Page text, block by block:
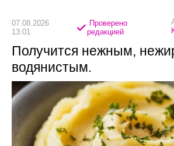
07.08.2026
13:01
Проверено
редакцией
Получится нежным,
водянистым.